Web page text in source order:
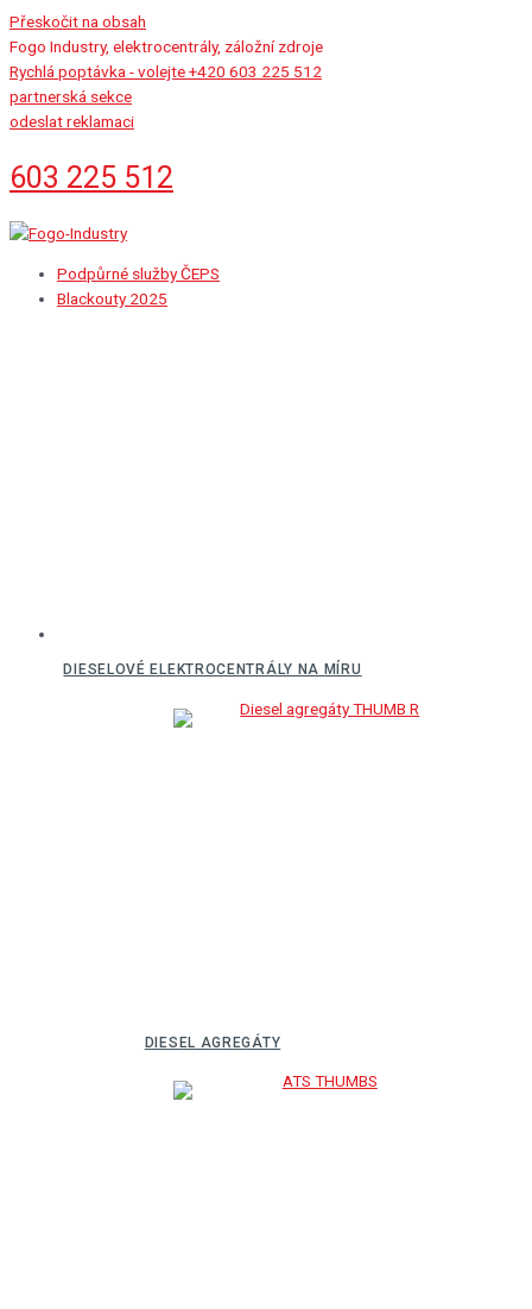
Přeskočit na obsah
Fogo Industry, elektrocentrály, záložní zdroje
Rychlá poptávka - volejte +420 603 225 512
partnerská sekce
odeslat reklamaci
603 225 512
Podpůrné služby ČEPS
Blackouty 2025
DIESELOVÉ ELEKTROCENTRÁLY NA MÍRU
DIESEL AGREGÁTY